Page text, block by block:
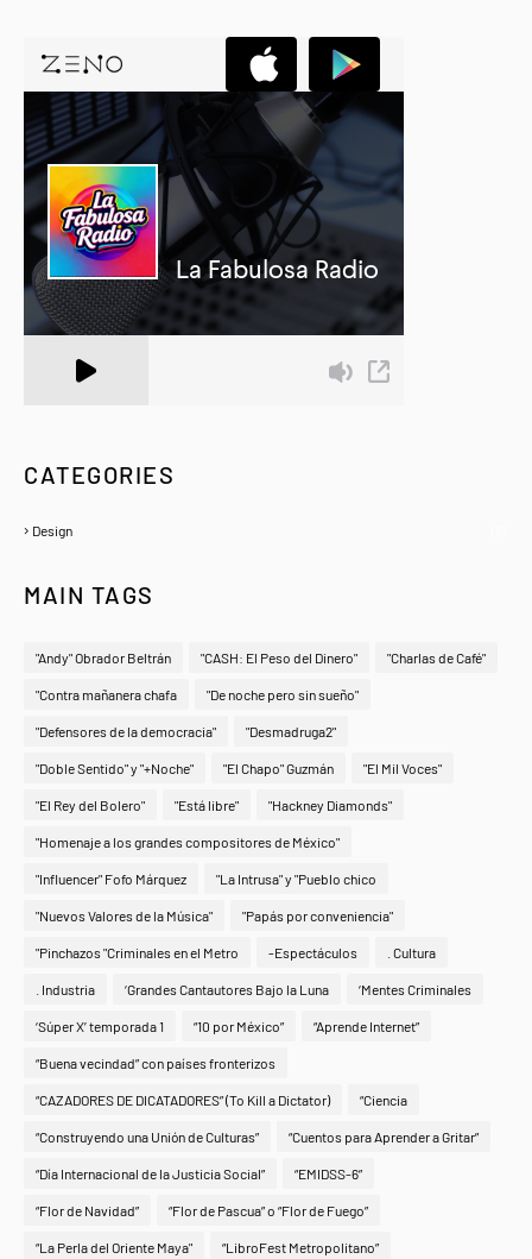
CATEGORIES
Design
MAIN TAGS
"Andy" Obrador Beltrán "CASH: El Peso del Dinero" "Charlas de Café"
"Contra mañanera chafa "De noche pero sin sueño"
"Defensores de la democracia" "Desmadruga2"
"Doble Sentido" y "+Noche" "El Chapo" Guzmán "El Mil Voces"
"El Rey del Bolero" "Está libre" "Hackney Diamonds"
"Homenaje a los grandes compositores de México"
"Influencer" Fofo Márquez "La Intrusa" y "Pueblo chico
"Nuevos Valores de la Música" "Papás por conveniencia"
"Pinchazos "Criminales en el Metro -Espectáculos . Cultura
. Industria ‘Grandes Cantautores Bajo la Luna ‘Mentes Criminales
‘Súper X’ temporada 1 “10 por México” “Aprende Internet”
“Buena vecindad” con países fronterizos
“CAZADORES DE DICATADORES” (To Kill a Dictator) “Ciencia
“Construyendo una Unión de Culturas” “Cuentos para Aprender a Gritar”
“Día Internacional de la Justicia Social” “EMIDSS-6”
“Flor de Navidad” “Flor de Pascua” o “Flor de Fuego”
“La Perla del Oriente Maya" “LibroFest Metropolitano”